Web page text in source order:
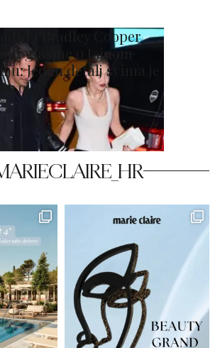
i Bradley Cooper
glasine o tajnom
Jedan detalj svima je
oko